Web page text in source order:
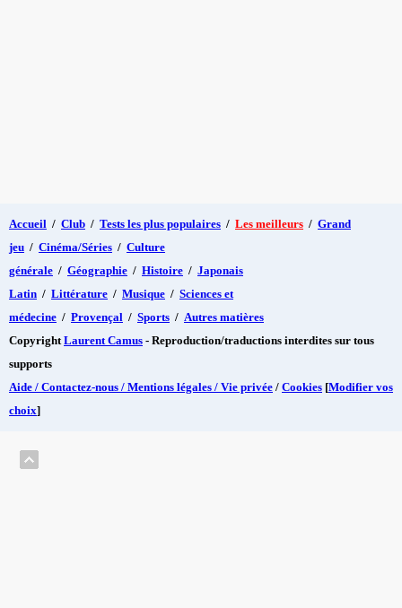
Accueil / Club / Tests les plus populaires / Les meilleurs / Grand
jeu / Cinéma/Séries / Culture
générale / Géographie / Histoire / Japonais
Latin / Littérature / Musique / Sciences et
médecine / Provençal / Sports / Autres matières
Copyright Laurent Camus - Reproduction/traductions interdites sur tous
supports
Aide / Contactez-nous / Mentions légales / Vie privée / Cookies [Modifier vos
choix]